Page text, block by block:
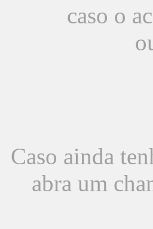
caso o
Caso ainda
abra um